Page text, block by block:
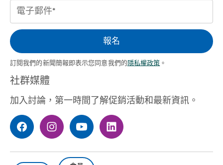
電
郵
件
（必需的）
報名
訂閱我們的新聞簡報即表示您同意我們的隱私權政策 。
社群媒體
加入討論，第一時間了解促銷活動和最新資訊。